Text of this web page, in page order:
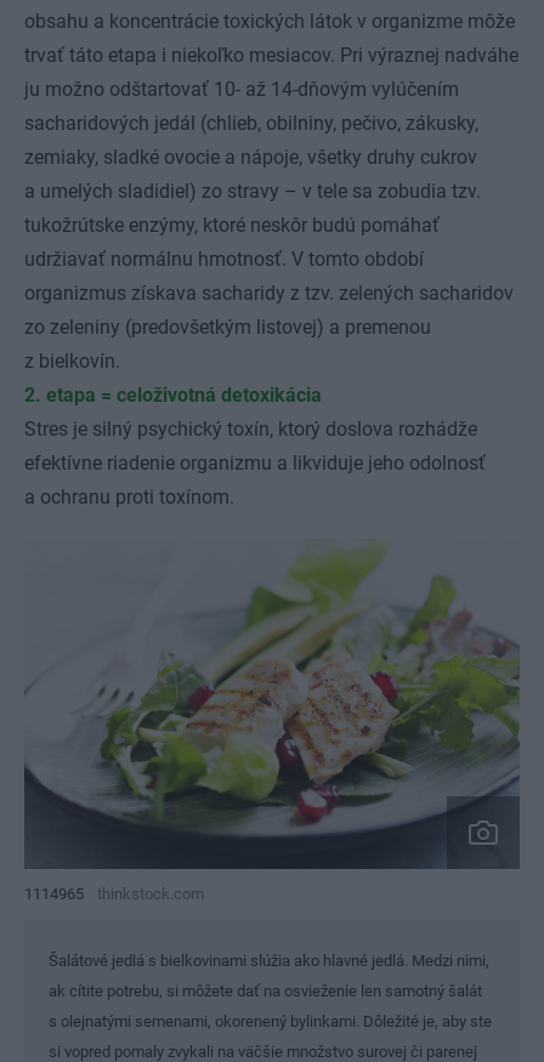
obsahu a koncentrácie toxických látok v organizme môže
trvať táto etapa i niekoľko mesiacov. Pri výraznej nadváhe
ju možno odštartovať 10- až 14-dňovým vylúčením
sacharidových jedál (chlieb, obilniny, pečivo, zákusky,
zemiaky, sladké ovocie a nápoje, všetky druhy cukrov
a umelých sladidiel) zo stravy – v tele sa zobudia tzv.
tukožrútske enzýmy, ktoré neskôr budú pomáhať
udržiavať normálnu hmotnosť. V tomto období
organizmus získava sacharidy z tzv. zelených sacharidov
zo zeleniny (predovšetkým listovej) a premenou
z bielkovín.
2. etapa = celoživotná detoxikácia
Stres je silný psychický toxín, ktorý doslova rozhádže
efektívne riadenie organizmu a likviduje jeho odolnosť
a ochranu proti toxínom.
1114965 thinkstock.com
Šalátové jedlá s bielkovinami slúžia ako hlavné jedlá. Medzi nimi,
ak cítite potrebu, si môžete dať na osvieženie len samotný šalát
s olejnatými semenami, okorenený bylinkami. Dôležité je, aby ste
si vopred pomaly zvykali na väčšie množstvo surovej či parenej